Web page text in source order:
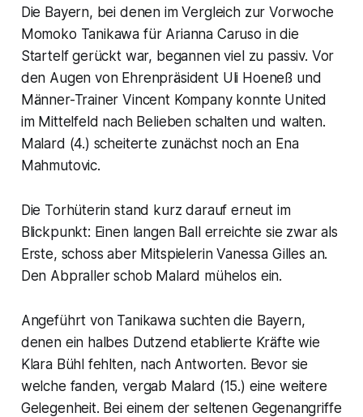
Die Bayern, bei denen im Vergleich zur Vorwoche
Momoko Tanikawa für Arianna Caruso in die
Startelf gerückt war, begannen viel zu passiv. Vor
den Augen von Ehrenpräsident Uli Hoeneß und
Männer-Trainer Vincent Kompany konnte United
im Mittelfeld nach Belieben schalten und walten.
Malard (4.) scheiterte zunächst noch an Ena
Mahmutovic.
Die Torhüterin stand kurz darauf erneut im
Blickpunkt: Einen langen Ball erreichte sie zwar als
Erste, schoss aber Mitspielerin Vanessa Gilles an.
Den Abpraller schob Malard mühelos ein.
Angeführt von Tanikawa suchten die Bayern,
denen ein halbes Dutzend etablierte Kräfte wie
Klara Bühl fehlten, nach Antworten. Bevor sie
welche fanden, vergab Malard (15.) eine weitere
Gelegenheit. Bei einem der seltenen Gegenangriffe